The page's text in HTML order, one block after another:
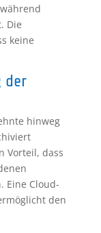
Die
keine
der
hinweg
Vorteil, dass
Eine Cloud-
den